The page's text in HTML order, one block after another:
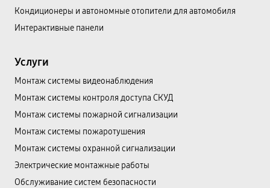
Кондиционеры и автономные отопители для автомобиля
Интерактивные панели
Услуги
Монтаж системы видеонаблюдения
Монтаж системы контроля доступа СКУД
Монтаж системы пожарной сигнализации
Монтаж системы пожаротушения
Монтаж системы охранной сигнализации
Электрические монтажные работы
Обслуживание систем безопасности